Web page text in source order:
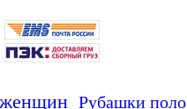
Рубашки поло